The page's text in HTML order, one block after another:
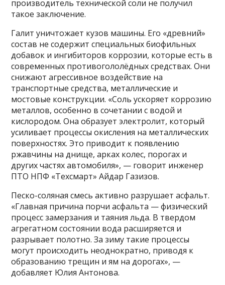
производитель технической соли не получил
такое заключение.
Галит уничтожает кузов машины. Его «древний»
состав не содержит специальных биофильных
добавок и ингибиторов коррозии, которые есть в
современных противогололёдных средствах. Они
снижают агрессивное воздействие на
транспортные средства, металлические и
мостовые конструкции. «Соль ускоряет коррозию
металлов, особенно в сочетании с водой и
кислородом. Она образует электролит, который
усиливает процессы окисления на металлических
поверхностях. Это приводит к появлению
ржавчины на днище, арках колес, порогах и
других частях автомобиля», — говорит инженер
ПТО НПФ «Техсмарт» Айдар Газизов.
Песко-соляная смесь активно разрушает асфальт.
«Главная причина порчи асфальта — физический
процесс замерзания и таяния льда. В твердом
агрегатном состоянии вода расширяется и
разрывает полотно. За зиму такие процессы
могут происходить неоднократно, приводя к
образованию трещин и ям на дорогах», —
добавляет Юлия Антонова.